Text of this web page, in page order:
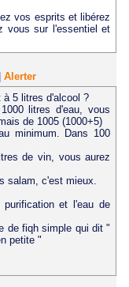
vos esprits et libérez
vous sur l'essentiel et
| Alerter
à 5 litres d'alcool ?
litres d'eau, vous
de 1005 (1000+5)
minimum. Dans 100
de vin, vous aurez
salam, c'est mieux.
et l'eau de
de fiqh simple qui dit "
petite "